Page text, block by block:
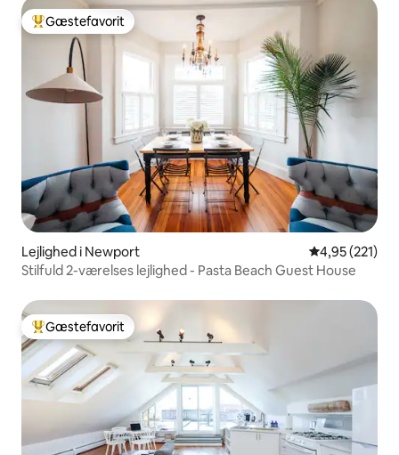
Bedste gæstefavorit
Gæstefavorit
Lejlighed i Newport 4,95 ud af 5 i
4,95 (221)
Stilfuld 2-værelses lejlighed - Pasta Beach Guest House
Bedste gæstefavorit
Gæstefavorit